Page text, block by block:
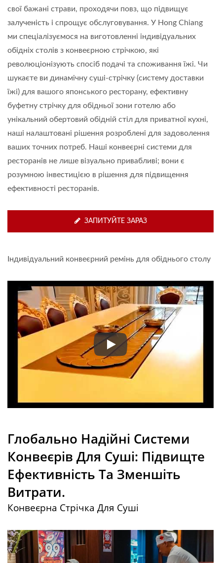
свої бажані страви, проходячи повз, що підвищує
залученість і спрощує обслуговування. У Hong Chiang
ми спеціалізуємося на виготовленні індивідуальних
обідніх столів з конвеєрною стрічкою, які
революціонізують спосіб подачі та споживання їжі. Чи
шукаєте ви динамічну суші-стрічку (систему доставки
їжі) для вашого японського ресторану, ефективну
буфетну стрічку для обідньої зони готелю або
унікальний обертовий обідній стіл для приватної кухні,
наші налаштовані рішення розроблені для задоволення
ваших точних потреб. Наші конвеєрні системи для
ресторанів не лише візуально привабливі; вони є
розумною інвестицією в рішення для підвищення
ефективності ресторанів.
ЗАПИТУЙТЕ ЗАРАЗ
Індивідуальний конвеєрний ремінь для обіднього столу
Індивідуальний конвеєрний
Глобально Надійні Системи
Конвеєрів Для Суші: Підвищте
Ефективність Та Зменшіть
Витрати.
Конвеєрна Стрічка Для Суші